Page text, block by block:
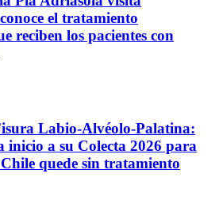
el tratamiento
reciben los pacientes con
Labio-Alvéolo-Palatina:
inicio a su Colecta 2026 para
quede sin tratamiento